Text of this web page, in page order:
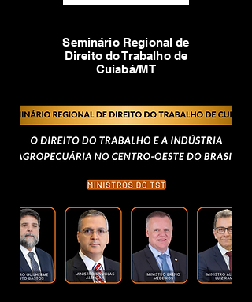
Seminário Regional de
Direito do Trabalho de
Cuiabá/MT